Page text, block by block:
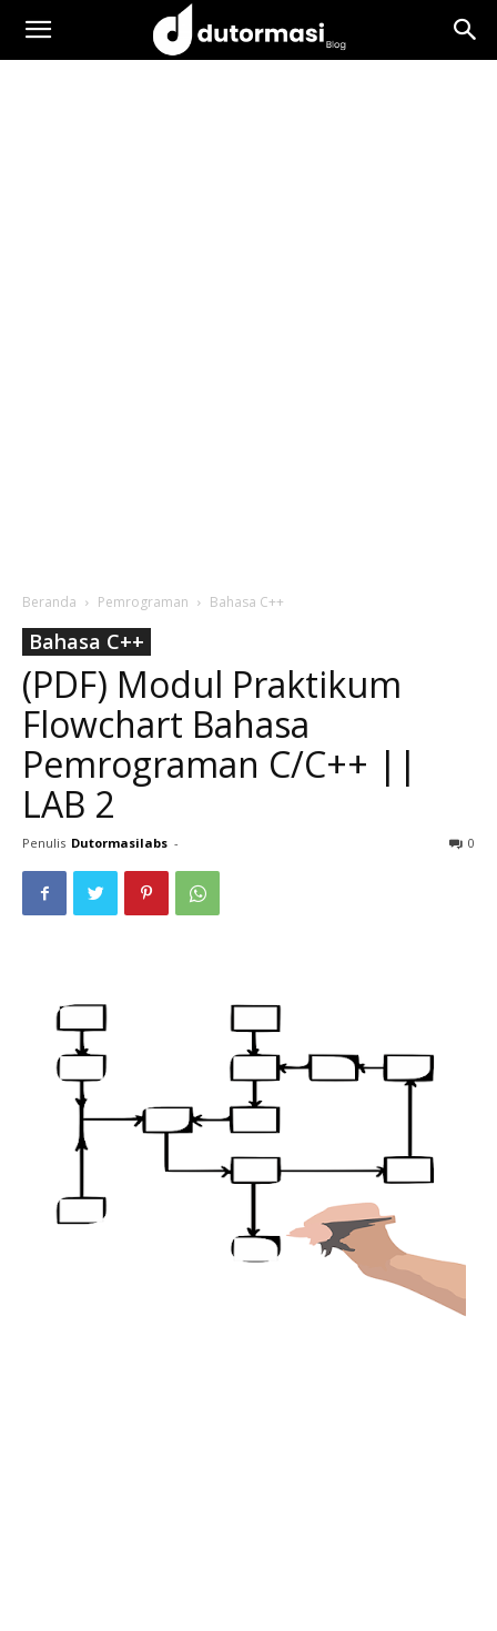
Beranda Pemrograman Bahasa C++
Bahasa C++
(PDF) Modul Praktikum
Flowchart Bahasa
Pemrograman C/C++ ||
LAB 2
Penulis Dutormasilabs - 0